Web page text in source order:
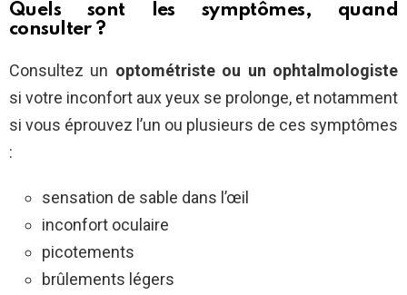
Quels sont les symptômes, quand
consulter ?
Consultez un optométriste ou un ophtalmologiste
si votre inconfort aux yeux se prolonge, et notamment
si vous éprouvez l’un ou plusieurs de ces symptômes
:
sensation de sable dans l’œil
inconfort oculaire
picotements
brûlements légers